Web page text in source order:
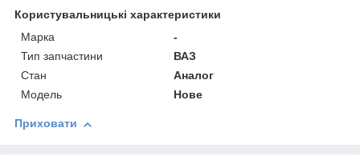
Користувальницькі характеристики
Марка
-
Тип запчастини
ВАЗ
Стан
Аналог
Модель
Нове
Приховати